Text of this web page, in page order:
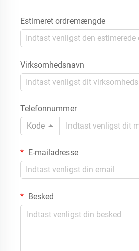
Estimeret ordremængde
Virksomhedsnavn
Telefonnummer
Kode
E-mailadresse
Besked